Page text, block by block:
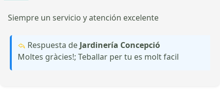
Siempre un servicio y atención excelente
Respuesta de Jardinería Concepció
Moltes gràcies!; Teballar per tu es molt facil